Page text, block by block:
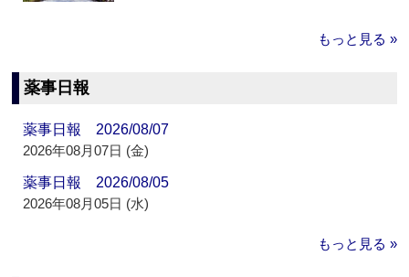
もっと見る »
薬事日報
薬事日報 2026/08/07
2026年08月07日 (金)
薬事日報 2026/08/05
2026年08月05日 (水)
もっと見る »